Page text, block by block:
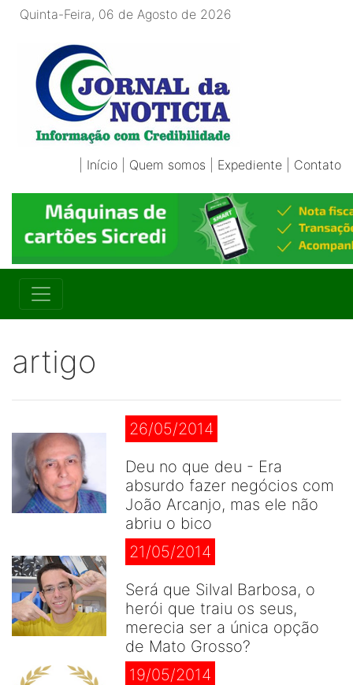
Quinta-Feira, 06 de Agosto de 2026
Início Quem somos Expediente Contato
artigo
26/05/2014
Deu no que deu - Era
absurdo fazer negócios com
João Arcanjo, mas ele não
abriu o bico
21/05/2014
Será que Silval Barbosa, o
herói que traiu os seus,
merecia ser a única opção
de Mato Grosso?
19/05/2014